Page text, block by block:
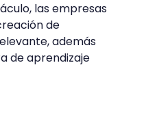
las empresas
de
además
de aprendizaje